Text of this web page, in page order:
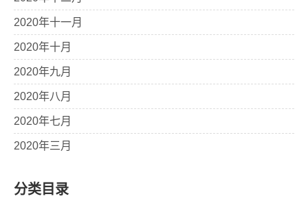
2020年十一月
2020年十月
2020年九月
2020年八月
2020年七月
2020年三月
分类目录